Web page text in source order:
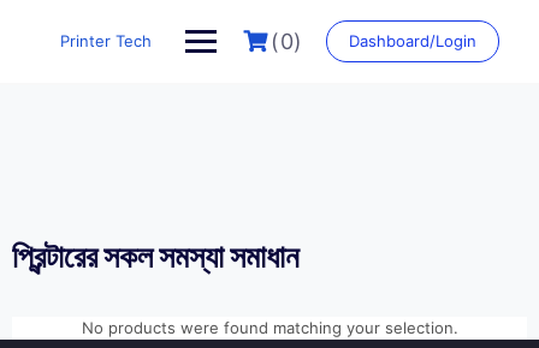
Printer Tech (0) Dashboard/Login
প্রিন্টারের সকল সমস্যা সমাধান
No products were found matching your selection.